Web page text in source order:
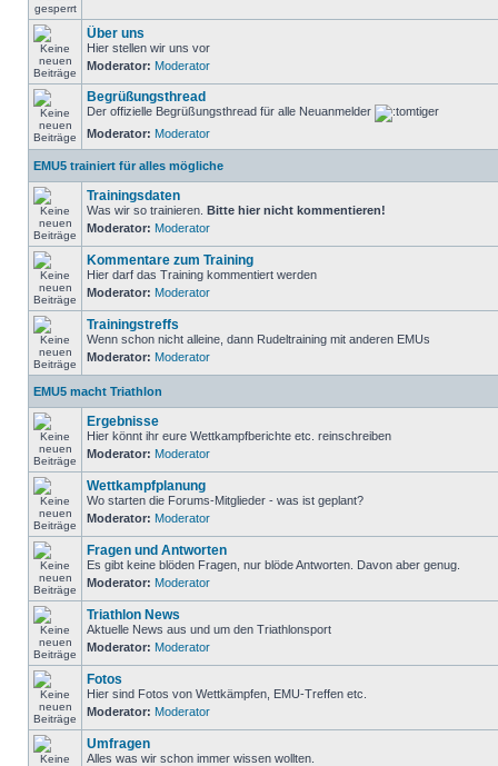
Über uns
Hier stellen wir uns vor
Moderator: Moderator
Begrüßungsthread
Der offizielle Begrüßungsthread für alle Neuanmelder
Moderator: Moderator
EMU5 trainiert für alles mögliche
Trainingsdaten
Was wir so trainieren. Bitte hier nicht kommentieren!
Moderator: Moderator
Kommentare zum Training
Hier darf das Training kommentiert werden
Moderator: Moderator
Trainingstreffs
Wenn schon nicht alleine, dann Rudeltraining mit anderen EMUs
Moderator: Moderator
EMU5 macht Triathlon
Ergebnisse
Hier könnt ihr eure Wettkampfberichte etc. reinschreiben
Moderator: Moderator
Wettkampfplanung
Wo starten die Forums-Mitglieder - was ist geplant?
Moderator: Moderator
Fragen und Antworten
Es gibt keine blöden Fragen, nur blöde Antworten. Davon aber genug.
Moderator: Moderator
Triathlon News
Aktuelle News aus und um den Triathlonsport
Moderator: Moderator
Fotos
Hier sind Fotos von Wettkämpfen, EMU-Treffen etc.
Moderator: Moderator
Umfragen
Alles was wir schon immer wissen wollten.